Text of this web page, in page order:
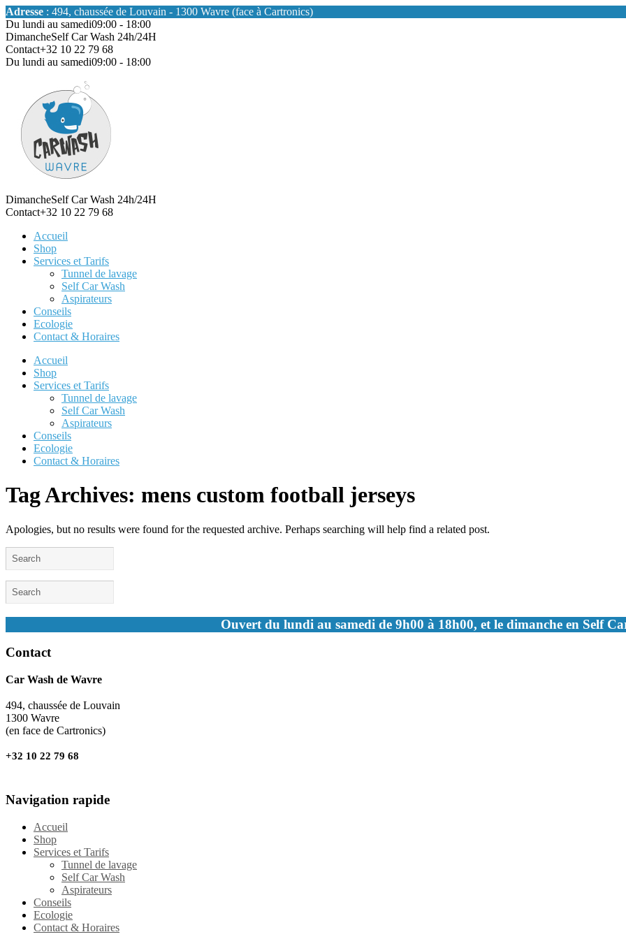
Adresse : 494, chaussée de Louvain - 1300 Wavre (face à Cartronics)
Du lundi au samedi09:00 - 18:00
DimancheSelf Car Wash 24h/24H
Contact+32 10 22 79 68
Du lundi au samedi09:00 - 18:00
DimancheSelf Car Wash 24h/24H
Contact+32 10 22 79 68
Accueil
Shop
Services et Tarifs
Tunnel de lavage
Self Car Wash
Aspirateurs
Conseils
Ecologie
Contact & Horaires
Accueil
Shop
Services et Tarifs
Tunnel de lavage
Self Car Wash
Aspirateurs
Conseils
Ecologie
Contact & Horaires
Tag Archives: mens custom football jerseys
Apologies, but no results were found for the requested archive. Perhaps searching will help find a related post.
Ouvert du lundi au samedi de 9h00 à 18h00, et le dimanche en Self
Contact
Car Wash de Wavre
494, chaussée de Louvain
1300 Wavre
(en face de Cartronics)
+32 10 22 79 68
Navigation rapide
Accueil
Shop
Services et Tarifs
Tunnel de lavage
Self Car Wash
Aspirateurs
Conseils
Ecologie
Contact & Horaires